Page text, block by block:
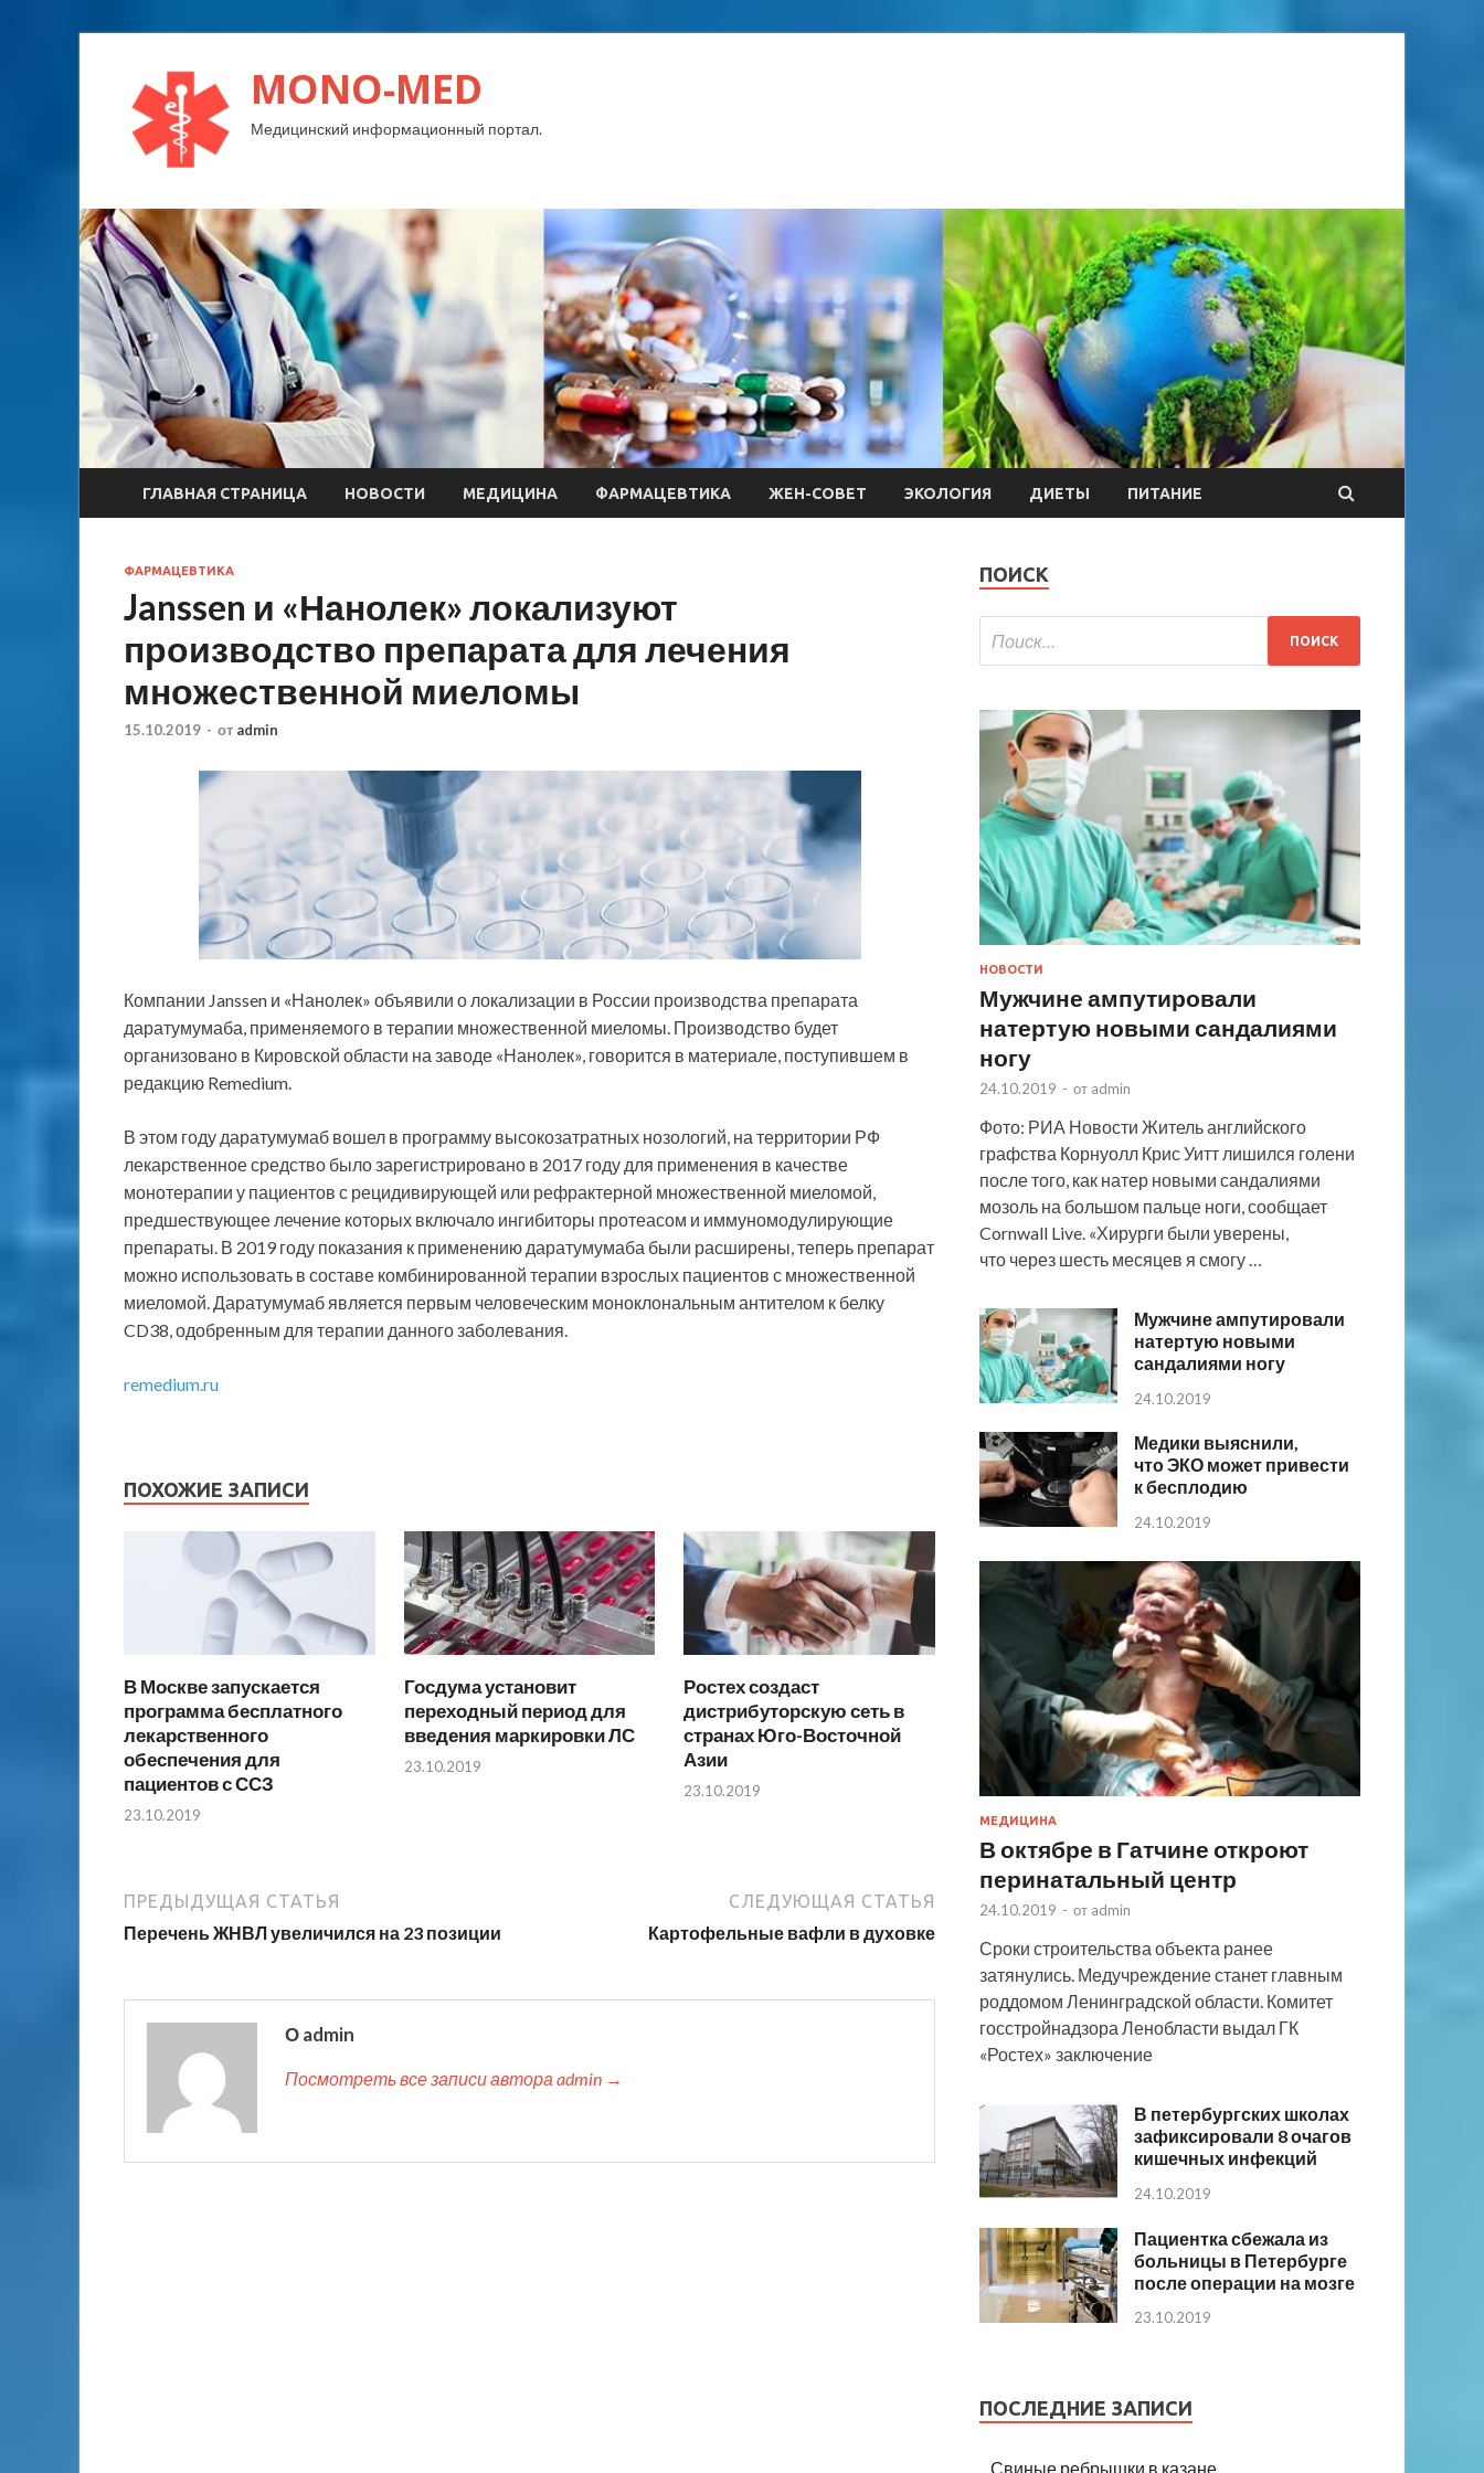
MONO-MED
Медицинский информационный портал.
ГЛАВНАЯ СТРАНИЦА НОВОСТИ МЕДИЦИНА ФАРМАЦЕВТИКА ЖЕН-СОВЕТ ЭКОЛОГИЯ ДИЕТЫ ПИТАНИЕ
ФАРМАЦЕВТИКА
Janssen и «Нанолек» локализуют
производство препарата для лечения
множественной миеломы
15.10.2019 - от admin
Компании Janssen и «Нанолек» объявили о локализации в России производства препарата
даратумумаба, применяемого в терапии множественной миеломы. Производство будет
организовано в Кировской области на заводе «Нанолек», говорится в материале, поступившем в
редакцию Remedium.
В этом году даратумумаб вошел в программу высокозатратных нозологий, на территории РФ
лекарственное средство было зарегистрировано в 2017 году для применения в качестве
монотерапии у пациентов с рецидивирующей или рефрактерной множественной миеломой,
предшествующее лечение которых включало ингибиторы протеасом и иммуномодулирующие
препараты. В 2019 году показания к применению даратумумаба были расширены, теперь препарат
можно использовать в составе комбинированной терапии взрослых пациентов с множественной
миеломой. Даратумумаб является первым человеческим моноклональным антителом к белку
CD38, одобренным для терапии данного заболевания.
remedium.ru
ПОХОЖИЕ ЗАПИСИ
В Москве запускается
программа бесплатного
лекарственного
обеспечения для
пациентов с ССЗ
23.10.2019
Госдума установит
переходный период для
введения маркировки ЛС
23.10.2019
Ростех создаст
дистрибуторскую сеть в
странах Юго-Восточной
Азии
23.10.2019
ПРЕДЫДУЩАЯ СТАТЬЯ
Перечень ЖНВЛ увеличился на 23 позиции
СЛЕДУЮЩАЯ СТАТЬЯ
Картофельные вафли в духовке
О admin
Посмотреть все записи автора admin →
ПОИСК
НОВОСТИ
Мужчине ампутировали
натертую новыми сандалиями
ногу
24.10.2019 - от admin
Фото: РИА Новости Житель английского
графства Корнуолл Крис Уитт лишился голени
после того, как натер новыми сандалиями
мозоль на большом пальце ноги, сообщает
Cornwall Live. «Хирурги были уверены,
что через шесть месяцев я смогу …
Мужчине ампутировали
натертую новыми
сандалиями ногу
24.10.2019
Медики выяснили,
что ЭКО может привести
к бесплодию
24.10.2019
МЕДИЦИНА
В октябре в Гатчине откроют
перинатальный центр
24.10.2019 - от admin
Сроки строительства объекта ранее
затянулись. Медучреждение станет главным
роддомом Ленинградской области. Комитет
госстройнадзора Ленобласти выдал ГК
«Ростех» заключение
В петербургских школах
зафиксировали 8 очагов
кишечных инфекций
24.10.2019
Пациентка сбежала из
больницы в Петербурге
после операции на мозге
23.10.2019
ПОСЛЕДНИЕ ЗАПИСИ
Свиные ребрышки в казане